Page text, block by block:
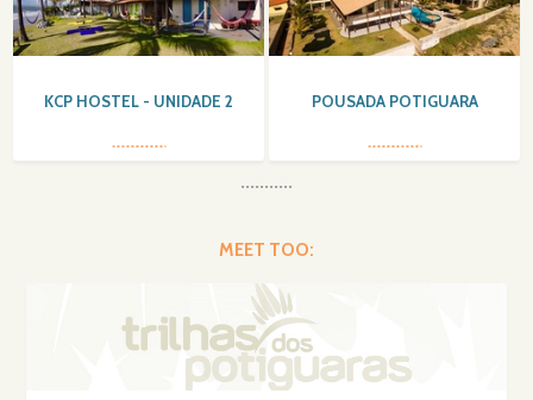
KCP HOSTEL - UNIDADE 2 POUSADA POTIGUARA
MEET TOO: